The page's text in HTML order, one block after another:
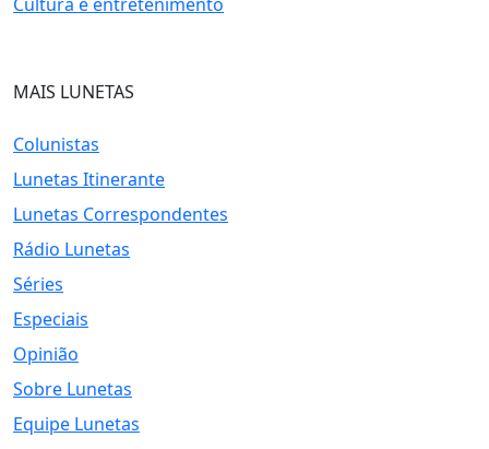
MAIS LUNETAS
Colunistas
Lunetas Itinerante
Lunetas Correspondentes
Rádio Lunetas
Séries
Especiais
Opinião
Sobre Lunetas
Equipe Lunetas